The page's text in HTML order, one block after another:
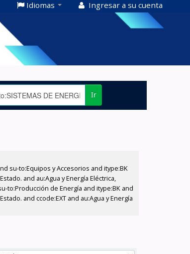
Idiomas Ingresar a su cuenta
Ir
su-to:Equipos y Accesorios and itype:BK
and au:Agua y Energía Eléctrica,
to:Producción de Energía and itype:BK and
and ccode:EXT and au:Agua y Energía